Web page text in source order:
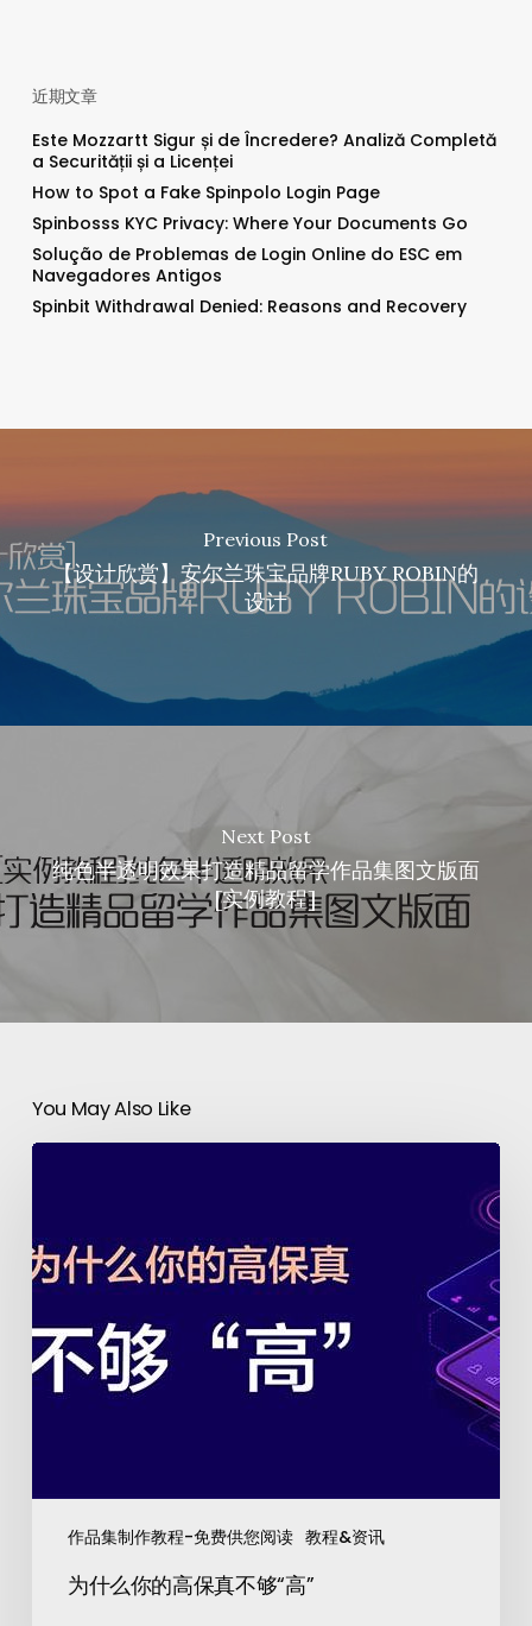
近期文章
Este Mozzartt Sigur și de Încredere? Analiză Completă
a Securității și a Licenței
How to Spot a Fake Spinpolo Login Page
Spinbosss KYC Privacy: Where Your Documents Go
Solução de Problemas de Login Online do ESC em
Navegadores Antigos
Spinbit Withdrawal Denied: Reasons and Recovery
Previous Post
【设计欣赏】安尔兰珠宝品牌RUBY ROBIN的
设计
Next Post
纯色半透明效果打造精品留学作品集图文版面
[实例教程]
You May Also Like
作品集制作教程-免费供您阅读 教程&资讯
为什么你的高保真不够“高”